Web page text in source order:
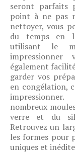
seront parfaits
point à ne pas
nettoyer, vous
du temps en
utilisant le
impressionner
également
garder vos
en congélation,
nombreux
verre et du
Retrouvez un
les formes pour
uniques et